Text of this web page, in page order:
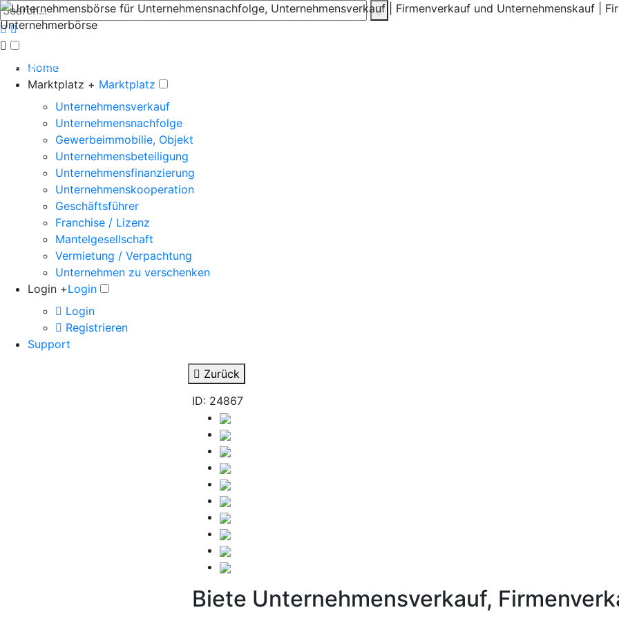
Der große Marktplatz für Unternehmen
Home
Marktplatz + Marktplatz
Unternehmensverkauf
Unternehmensnachfolge
Gewerbeimmobilie, Objekt
Unternehmensbeteiligung
Unternehmensfinanzierung
Unternehmenskooperation
Geschäftsführer
Franchise / Lizenz
Mantelgesellschaft
Vermietung / Verpachtung
Unternehmen zu verschenken
Login +Login
Login
Registrieren
Support
Zurück
ID: 24867
Biete Unternehmensverkauf,